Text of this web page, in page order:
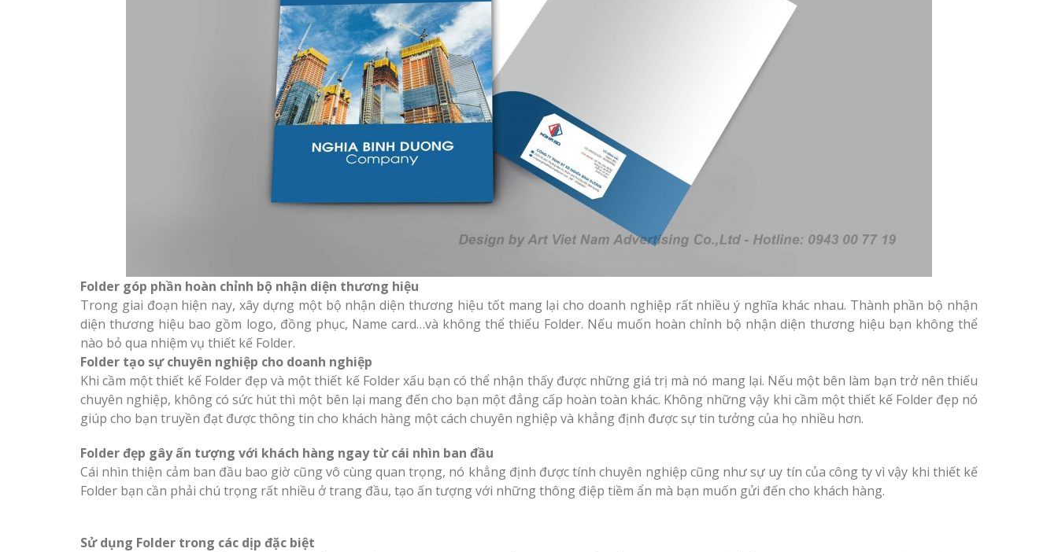
Folder góp phần hoàn chỉnh bộ nhận diện thương hiệu
Trong giai đoạn hiện nay, xây dựng một bộ nhận diện thương hiệu tốt mang lại cho doanh nghiệp rất nhiều ý nghĩa khác nhau. Thành phần bộ nhận
diện thương hiệu bao gồm logo, đồng phục, Name card…và không thể thiếu Folder. Nếu muốn hoàn chỉnh bộ nhận diện thương hiệu bạn không thể
nào bỏ qua nhiệm vụ thiết kế Folder.
Folder tạo sự chuyên nghiệp cho doanh nghiệp
Khi cầm một thiết kế Folder đẹp và một thiết kế Folder xấu bạn có thể nhận thấy được những giá trị mà nó mang lại. Nếu một bên làm bạn trở nên thiếu
chuyên nghiệp, không có sức hút thì một bên lại mang đến cho bạn một đẳng cấp hoàn toàn khác. Không những vậy khi cầm một thiết kế Folder đẹp nó
giúp cho bạn truyền đạt được thông tin cho khách hàng một cách chuyên nghiệp và khẳng định được sự tin tưởng của họ nhiều hơn.
Folder đẹp gây ấn tượng với khách hàng ngay từ cái nhìn ban đầu
Cái nhìn thiện cảm ban đầu bao giờ cũng vô cùng quan trọng, nó khẳng định được tính chuyên nghiệp cũng như sự uy tín của công ty vì vậy khi thiết kế
Folder bạn cần phải chú trọng rất nhiều ở trang đầu, tạo ấn tượng với những thông điệp tiềm ẩn mà bạn muốn gửi đến cho khách hàng.
Sử dụng Folder trong các dịp đặc biệt